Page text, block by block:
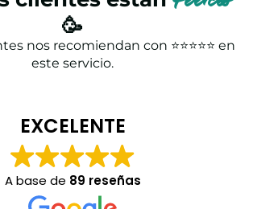
🥳
nos recomiendan con ⭐⭐⭐⭐⭐ en
este servicio.
EXCELENTE
A base de 89 reseñas